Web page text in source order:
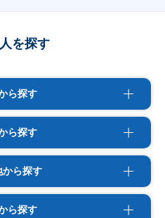
を探す
ら探す
ら探す
から探す
ら探す